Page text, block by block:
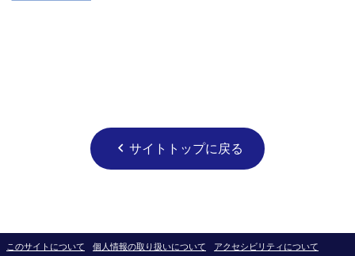
chevron_left サイトトップに戻る
このサイトについて 個人情報の取り扱いについて
アクセシビリティについて